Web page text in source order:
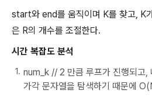
start와 end를 움직이며 K를 찾고, K
은 R의 개수를 조절한다.
시간 복잡도 분석
num_k // 2 만큼 루프가 진행되고
가각 문자열을 탐색하기 때문에